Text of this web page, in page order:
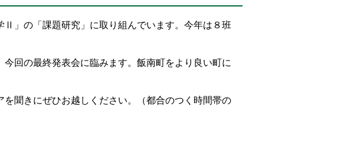
」の「課題研究」に取り組んでいます。今年は８班
回の最終発表会に臨みます。飯南町をより良い町に
聞きにぜひお越しください。（都合のつく時間帯の